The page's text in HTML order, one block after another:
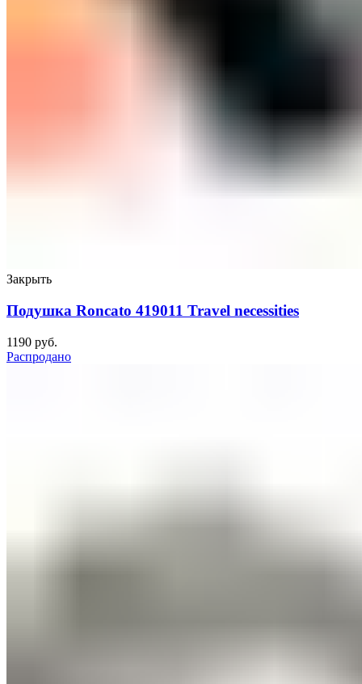
Закрыть
Подушка Roncato 419011 Travel necessities
1190 руб.
Распродано